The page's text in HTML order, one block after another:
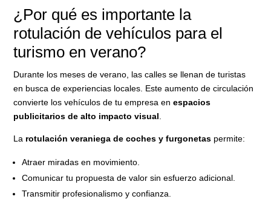
¿Por qué es importante la
rotulación de vehículos para el
turismo en verano?
Durante los meses de verano, las calles se llenan de turistas
en busca de experiencias locales. Este aumento de circulación
convierte los vehículos de tu empresa enespacios
publicitarios de alto impacto visual
La rotulación veraniega de coches y furgonetas permite:
Atraer miradas en movimiento.
Comunicar tu propuesta de valor sin esfuerzo adicional.
Transmitir profesionalismo y confianza.